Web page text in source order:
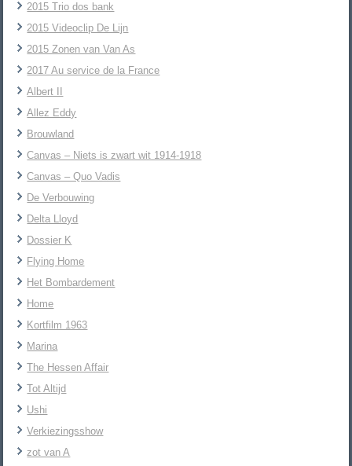
2015 Trio dos bank
2015 Videoclip De Lijn
2015 Zonen van Van As
2017 Au service de la France
Albert II
Allez Eddy
Brouwland
Canvas – Niets is zwart wit 1914-1918
Canvas – Quo Vadis
De Verbouwing
Delta Lloyd
Dossier K
Flying Home
Het Bombardement
Home
Kortfilm 1963
Marina
The Hessen Affair
Tot Altijd
Ushi
Verkiezingsshow
zot van A